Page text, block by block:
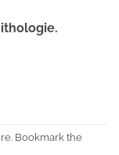
. Bookmark the